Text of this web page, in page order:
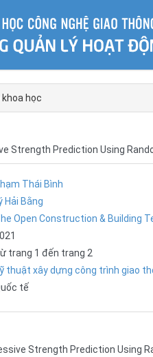
học
Strength Prediction Using
Thái Bình
Hải Bằng
Open Construction & Building
trang 1 đến trang 2
thuật xây dựng công trình giao
tế
Strength Prediction Using